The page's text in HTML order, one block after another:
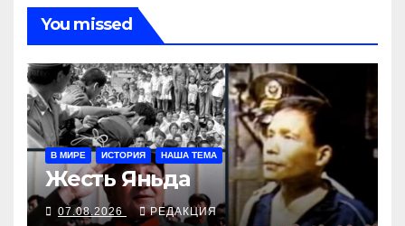
You missed
В МИРЕ ИСТОРИЯ НАША ТЕМА
Жесть Яньда
07.08.2026 РЕДАКЦИЯ